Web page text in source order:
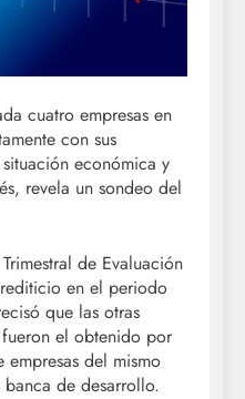
cuatro empresas en
con sus
económica y
revela un sondeo del
de Evaluación
en el periodo
que las otras
el obtenido por
del mismo
de desarrollo.